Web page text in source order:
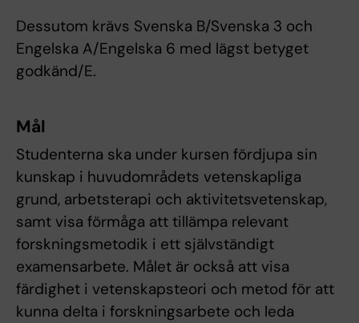
Dessutom krävs Svenska B/Svenska 3 och
Engelska A/Engelska 6 med lägst betyget
godkänd/E.
Mål
Studenterna ska under kursen fördjupa sin
kunskap i huvudområdets vetenskapliga
grund, arbetsterapi och aktivitetsvetenskap,
samt visa förmåga att tillämpa relevant
forskningsmetodik i ett självständigt
examensarbete. Målet är också att visa
färdighet i vetenskapsteori och metod för att
kunna delta i forskningsarbete och leda